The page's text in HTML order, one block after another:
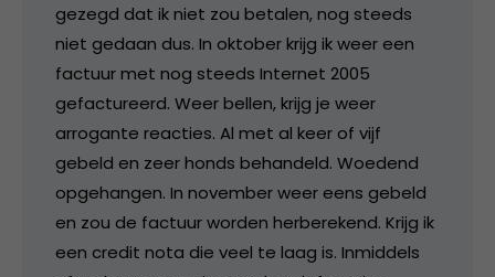
gezegd dat ik niet zou betalen, nog steeds
niet gedaan dus. In oktober krijg ik weer een
factuur met nog steeds Internet 2005
gefactureerd. Weer bellen, krijg je weer
arrogante reacties. Al met al keer of vijf
gebeld en zeer honds behandeld. Woedend
opgehangen. In november weer eens gebeld
en zou de factuur worden herberekend. Krijg ik
een credit nota die veel te laag is. Inmiddels